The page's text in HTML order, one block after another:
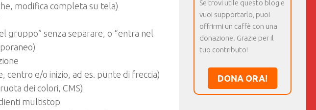
modifica completa su tela)
gruppo” senza separare, o “entra nel
centro e/o inizio, ad es. punte di freccia)
dei colori, CMS)
multistop
Se trovi utile questo blog e
vuoi supportarlo, puoi
offrirmi un caffè con una
donazione. Grazie per il
tuo contributo!
DONA ORA!